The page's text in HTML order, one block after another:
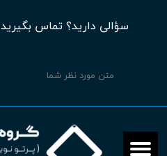
سؤالی دارید؟ تماس بگیرید 02188970256